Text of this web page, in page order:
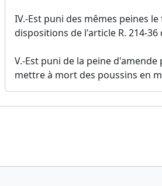
IV.-Est puni des mêmes peines
dispositions de l'article R. 214-36
V.-Est puni de la peine
mettre à mort des poussins en